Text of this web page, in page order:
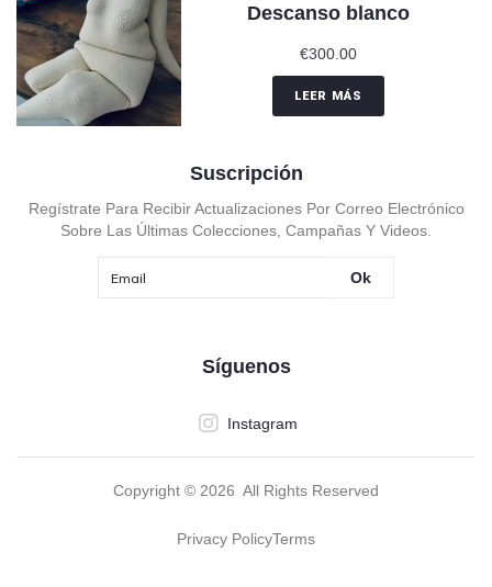
Descanso blanco
€300.00
LEER MÁS
Suscripción
Regístrate Para Recibir Actualizaciones Por Correo Electrónico
Sobre Las Últimas Colecciones, Campañas Y Videos.
Ok
Síguenos
Instagram
Copyright © 2026 All Rights Reserved
Privacy PolicyTerms